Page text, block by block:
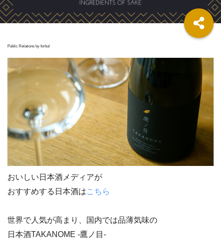
Public Relations by forbul
おいしい日本酒メディアが
おすすめする日本酒はこちら
世界で人気が高まり、国内では品薄気味の
日本酒TAKANOME -鷹ノ目-